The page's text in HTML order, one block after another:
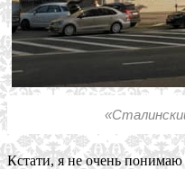
Кстати, я не очень понимаю